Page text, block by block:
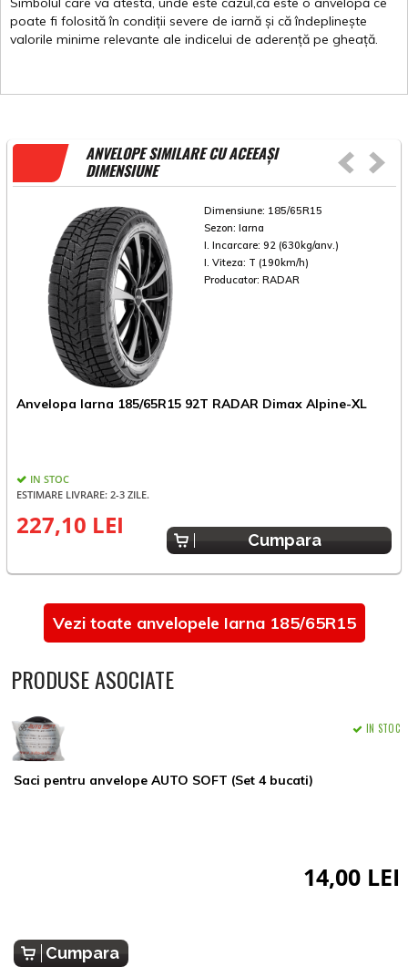
poate fi folosită în condiții severe de iarnă și că îndeplinește
valorile minime relevante ale indicelui de aderență pe gheață.
ANVELOPE SIMILARE CU ACEEAȘI
DIMENSIUNE
Dimensiune: 185/65R15
Sezon: Iarna
I. Incarcare: 92 (630kg/anv.)
I. Viteza: T (190km/h)
Producator: RADAR
Anvelopa Iarna 185/65R15 92T RADAR Dimax Alpine-XL
IN STOC
ESTIMARE LIVRARE: 2-3 ZILE.
227,10 LEI
Cumpara
Vezi toate anvelopele Iarna 185/65R15
PRODUSE ASOCIATE
Saci pentru anvelope AUTO SOFT (Set 4 bucati)
IN STOC
14,00 LEI
Cumpara